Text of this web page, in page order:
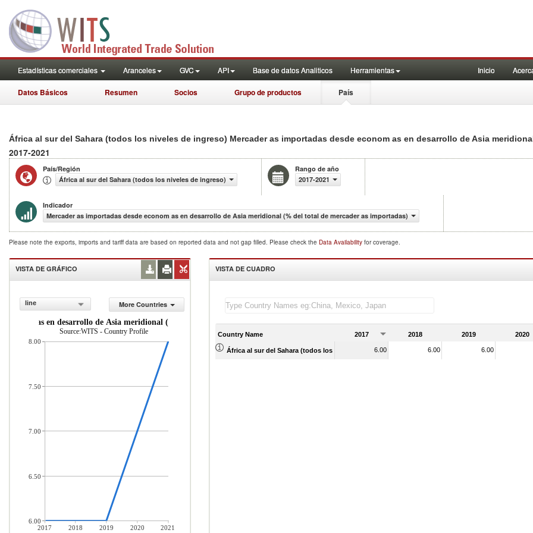
Estadísticas comerciales Aranceles GVC API Base de datos Analiticos Herramientas Inicio
Datos Básicos Resumen Socios Grupo de productos País
África al sur del Sahara (todos los niveles de ingreso) Mercader as importadas desde econom as en desarrollo de Asia
2017-2021
País/Región
África al sur del Sahara (todos los niveles de ingreso)
Rango de año
2017-2021
Indicador
Mercader as importadas desde econom as en desarrollo de Asia meridional (% del total de mercader as importadas)
Please note the exports, imports and tariff data are based on reported data and not gap filled. Please check the Data Availability for coverage.
VISTA DE GRÁFICO
line
More Countries
econom as en desarrollo de Asia meridional (% del total de mercader as importadas)
Source:WITS - Country Profile
2017 2018 2019 2020 2021
8.00
7.50
7.00
6.50
6.00
VISTA DE CUADRO
Country Name 2017 2018 2019 2020
África al sur del Sahara (todos los niveles de ingreso)
6.00 6.00 6.00